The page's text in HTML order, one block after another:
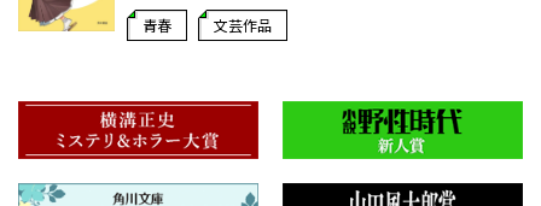
青春 文芸作品